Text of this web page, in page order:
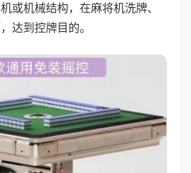
或机械结构，在麻将机洗牌、
达到控牌目的。